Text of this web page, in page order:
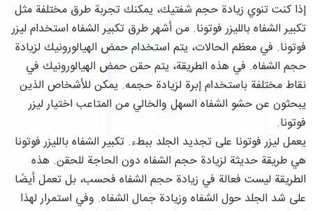
إذا كنت تنوي زيادة حجم شفتيك، يمكنك تجربة طرق مختلفة مثل
تكبير الشفاه بالليزر فوتونا. من أشهر طرق تكبير الشفاه استخدام ليزر
فوتونا. في معظم الحالات، يتم استخدام حمض الهيالورونيك لزيادة
حجم الشفاه. في هذه الطريقة، يتم حقن حمض الهيالورونيك في
نقاط مختلفة باستخدام إبرة لزيادة حجمه. يمكن للأشخاص الذين
يبحثون عن حشو الشفاه السهل والخالي من المتاعب اختيار ليزر
فوتونا.
يعمل ليزر فوتونا على تجديد الجلد ببطء. تكبير الشفاه بالليزر فوتونا
هي طريقة حديثة لزيادة حجم الشفاه دون الحاجة للحقن. هذه
الطريقة ليست فعالة في زيادة حجم الشفاه فحسب، بل تعمل أيضًا
على شد الجلد حول الشفاه وزيادة جمال الشفاه. وفي استمرار لهذا